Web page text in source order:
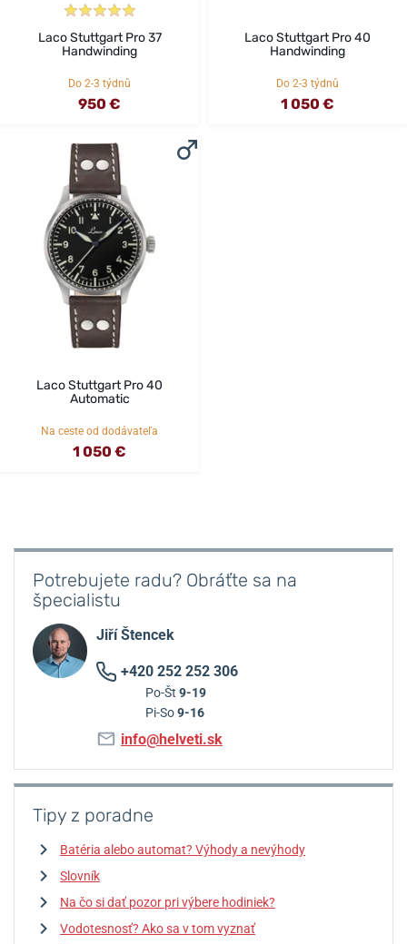
Laco Stuttgart Pro 37
Handwinding
Do 2-3 týdnů
950 €
Laco Stuttgart Pro 40
Handwinding
Do 2-3 týdnů
1 050 €
Laco Stuttgart Pro 40
Automatic
Na ceste od dodávateľa
1 050 €
Potrebujete radu? Obráťte sa na
špecialistu
Jiří Štencek
+420 252 252 306
Po-Št 9-19
Pi-So9-16
info@helveti.sk
Tipy z poradne
Batéria alebo automat? Výhody a nevýhody
Slovník
Na čo si dať pozor pri výbere hodiniek?
Vodotesnosť? Ako sa v tom vyznať